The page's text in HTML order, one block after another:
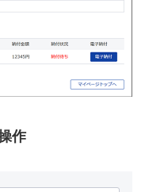
作